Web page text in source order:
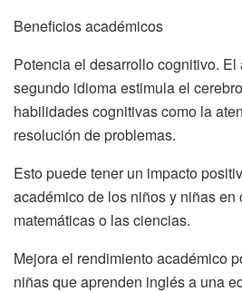
Beneficios académicos
Potencia el desarrollo cognitivo.
segundo idioma estimula el
habilidades cognitivas como la
resolución de problemas.
Esto puede tener un impacto
académico de los niños y niñas en
matemáticas o las ciencias.
Mejora el rendimiento académico
niñas que aprenden inglés a una